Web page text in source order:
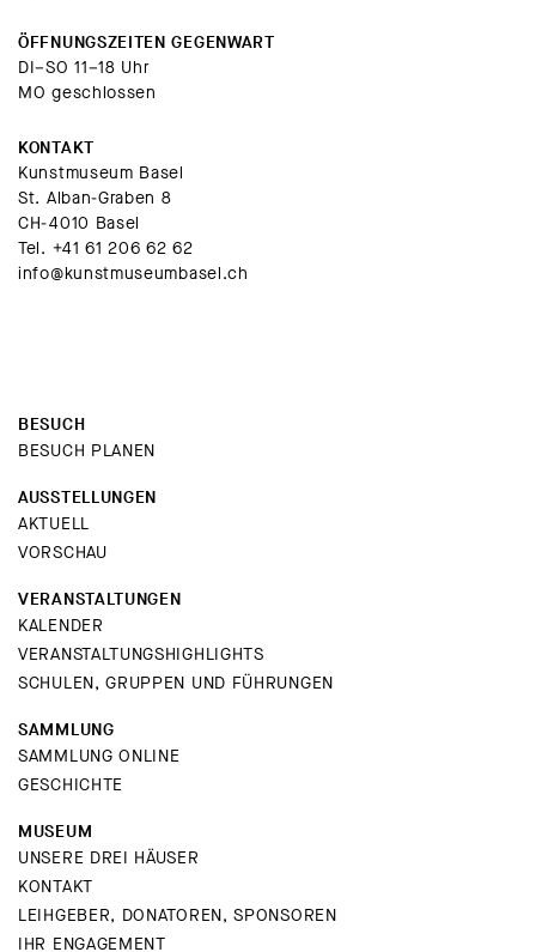
ÖFFNUNGSZEITEN GEGENWART
DI–SO 11–18 Uhr
MO geschlossen
KONTAKT
Kunstmuseum Basel
St. Alban-Graben 8
CH-4010 Basel
Tel. +41 61 206 62 62
info@kunstmuseumbasel.ch
BESUCH
BESUCH PLANEN
AUSSTELLUNGEN
AKTUELL
VORSCHAU
VERANSTALTUNGEN
KALENDER
VERANSTALTUNGSHIGHLIGHTS
SCHULEN, GRUPPEN UND FÜHRUNGEN
SAMMLUNG
SAMMLUNG ONLINE
GESCHICHTE
MUSEUM
UNSERE DREI HÄUSER
KONTAKT
LEIHGEBER, DONATOREN, SPONSOREN
IHR ENGAGEMENT